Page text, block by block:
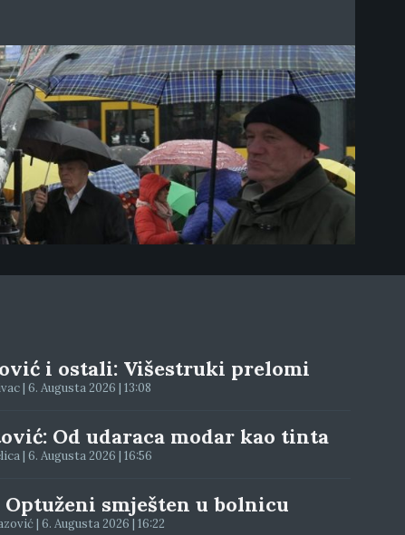
i ostali: Višestruki prelomi
| 6. Augusta 2026 | 13:08
Od udaraca modar kao tinta
| 6. Augusta 2026 | 16:56
Optuženi smješten u bolnicu
| 6. Augusta 2026 | 16:22